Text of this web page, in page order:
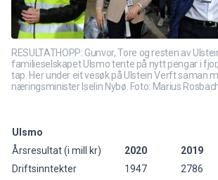
RESULTATHOPP: Gunvor, Tore og resten av
familieselskapet Ulsmo tente på nytt pengar i
tap. Her under eit vesøk på Ulstein Verft saman
næringsminister Iselin Nybø. Foto: Marius
Ulsmo
Årsresultat (i mill kr)
2020
2019
Driftsinntekter
1947
2786